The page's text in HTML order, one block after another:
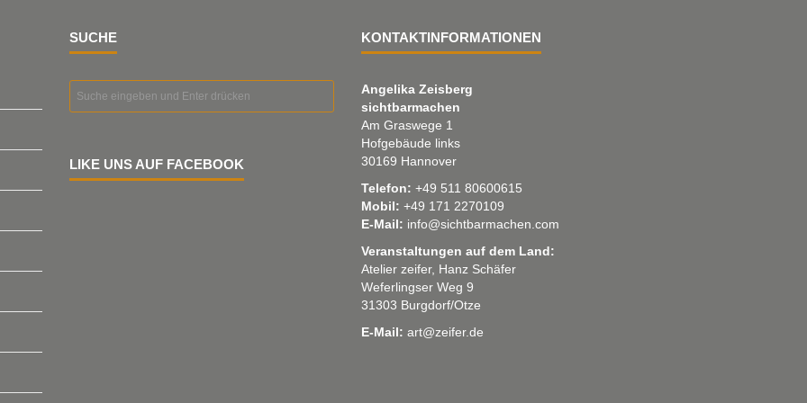
SUCHE
LIKE UNS AUF FACEBOOK
KONTAKTINFORMATIONEN
Angelika Zeisberg
sichtbarmachen
Am Graswege 1
Hofgebäude links
30169 Hannover
Telefon: +49 511 80600615
Mobil: +49 171 2270109
E-Mail: info@sichtbarmachen.com
Veranstaltungen auf dem Land:
Atelier zeifer, Hanz Schäfer
Weferlingser Weg 9
31303 Burgdorf/Otze
E-Mail: art@zeifer.de